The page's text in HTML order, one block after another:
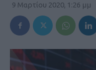
9 Μαρτίου 2020, 1:26 μμ